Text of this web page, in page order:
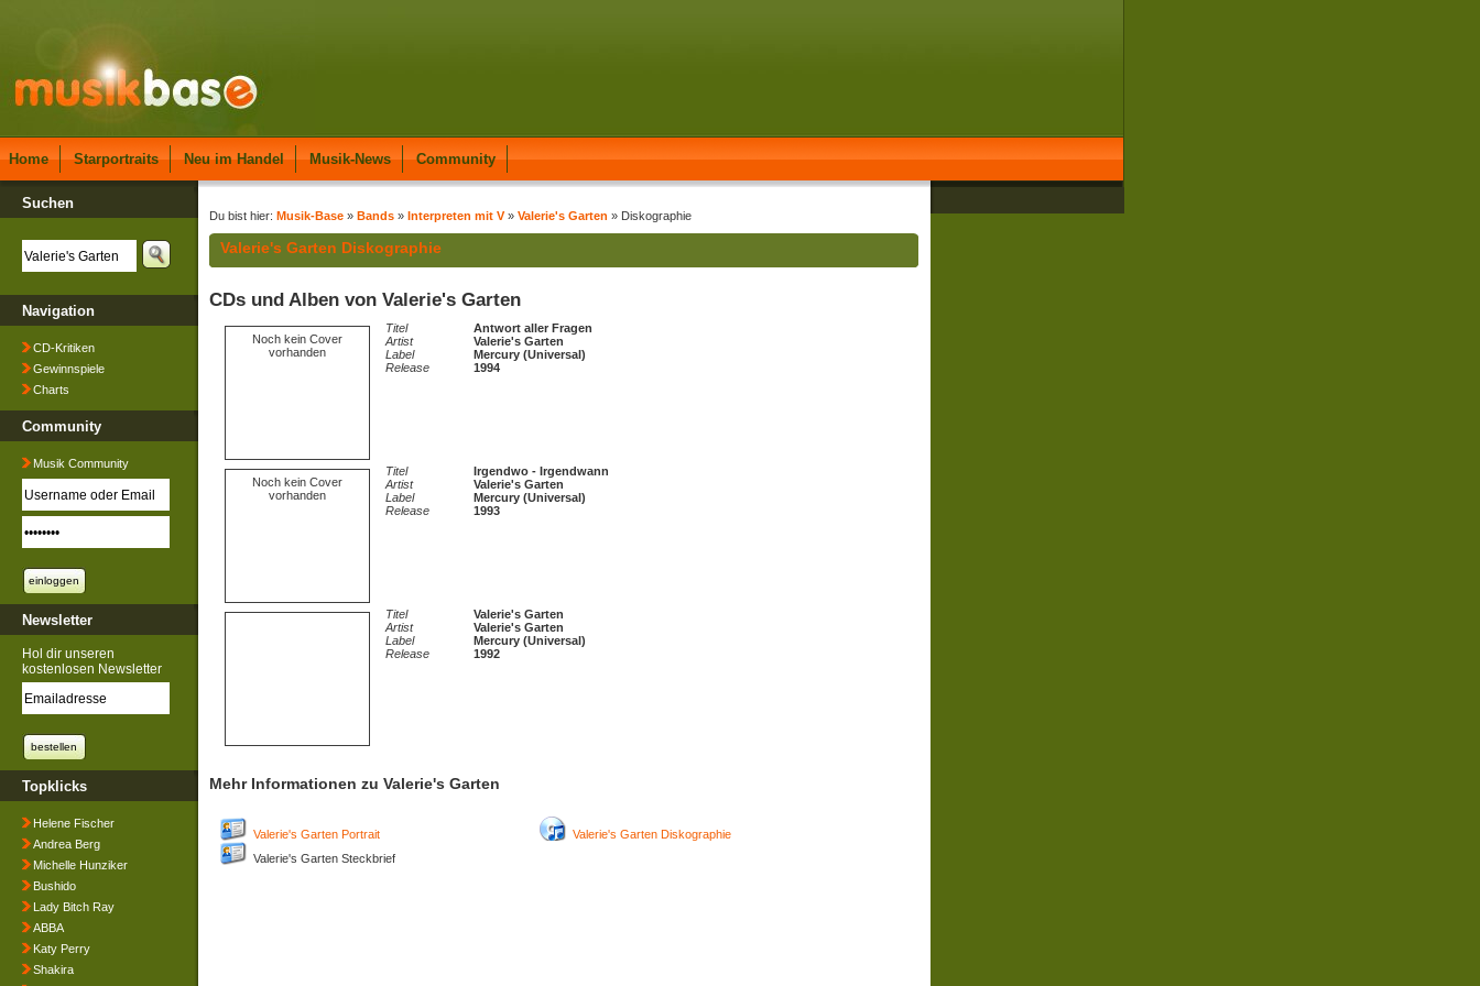
Home Starportraits Neu im Handel Musik-News Community
Suchen
Navigation
CD-Kritiken
Gewinnspiele
Charts
Community
Musik Community
Newsletter
Hol dir unseren
kostenlosen Newsletter
Topklicks
Helene Fischer
Andrea Berg
Michelle Hunziker
Bushido
Lady Bitch Ray
ABBA
Katy Perry
Shakira
Du bist hier: Musik-Base » Bands » Interpreten mit V» Valerie's Garten » Diskographie
Valerie's Garten Diskographie
CDs und Alben von Valerie's Garten
Noch kein Cover
vorhanden
Titel
Antwort aller Fragen
Artist
Valerie's Garten
Label
Mercury (Universal)
Release
1994
Noch kein Cover
vorhanden
Titel
Irgendwo - Irgendwann
Artist
Valerie's Garten
Label
Mercury (Universal)
Release
1993
Titel
Valerie's Garten
Artist
Valerie's Garten
Label
Mercury (Universal)
Release
1992
Mehr Informationen zu Valerie's Garten
Valerie's Garten Portrait
Valerie's Garten Diskographie
Valerie's Garten Steckbrief